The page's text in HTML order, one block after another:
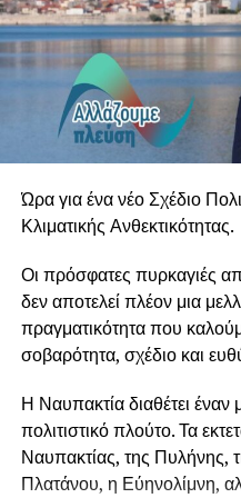
Στη Ναύπακτο θα
ιδιαίτερα πλούσιο
εμβληματικό “Cinema
έργα
των Francisco Tárrega,
και Astor Piazzolla, αλλά
Μάνου
Χατζιδάκι και του Μίκη
συμπληρώνουν έργα των
Cardoso και Roland Dyens,
τραγούδια των Beatles.
Κάτω από τον
περιβάλλον Αρχοντικού
γεμάτη μελωδίες, εικόνες
Ελλάδα, τη Μεσόγειο και
Ώρα για ένα νέο Σχέδιο
Κλιματικής Ανθεκτικότητας.
Οι πρόσφατες πυρκαγιές
δεν αποτελεί πλέον μια
πραγματικότητα που
σοβαρότητα, σχέδιο και
Η Ναυπακτία διαθέτει έναν
πολιτιστικό πλούτο. Τα
Ναυπακτίας, της Πυλήνης,
Πλατάνου, η Εύηνολίμνη,